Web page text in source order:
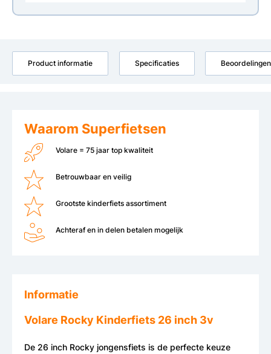
Product informatie Specificaties Beoordelingen
Waarom Superfietsen
Volare = 75 jaar top kwaliteit
Betrouwbaar en veilig
Grootste kinderfiets assortiment
Achteraf en in delen betalen mogelijk
Informatie
Volare Rocky Kinderfiets 26 inch 3v
De 26 inch Rocky jongensfiets is de perfecte keuze